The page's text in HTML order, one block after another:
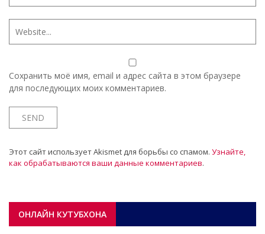
Сохранить моё имя, email и адрес сайта в этом браузере
для последующих моих комментариев.
Этот сайт использует Akismet для борьбы со спамом. Узнайте,
как обрабатываются ваши данные комментариев.
ОНЛАЙН КУТУБХОНА